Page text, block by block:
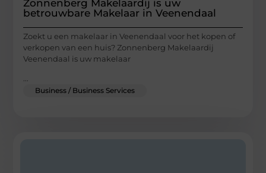
Zonnenberg Makelaardij is uw
betrouwbare Makelaar in Veenendaal
Zoekt u een makelaar in Veenendaal voor het kopen of
verkopen van een huis? Zonnenberg Makelaardij
Veenendaal is uw makelaar
...
Business / Business Services